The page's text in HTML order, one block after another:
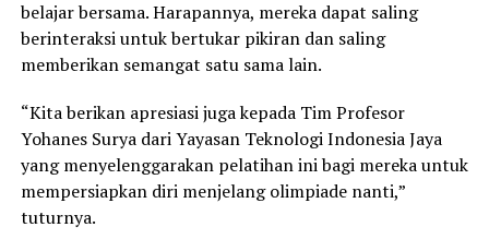
belajar bersama. Harapannya, mereka dapat saling
berinteraksi untuk bertukar pikiran dan saling
memberikan semangat satu sama lain.
“Kita berikan apresiasi juga kepada Tim Profesor
Yohanes Surya dari Yayasan Teknologi Indonesia Jaya
yang menyelenggarakan pelatihan ini bagi mereka untuk
mempersiapkan diri menjelang olimpiade nanti,”
tuturnya.